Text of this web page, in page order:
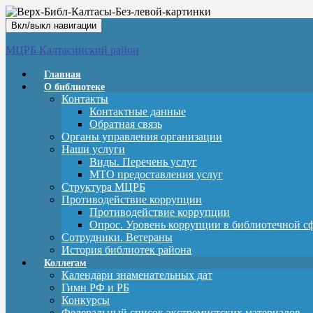
Вкл/выкл навигации
МЦРБ Калтасинский район
Главная
О библиотеке
Контакты
Контактные данные
Обратная связь
Органы управления организации
Наши услуги
Виды. Перечень услуг
МТО предоставления услуг
Структура МЦРБ
Противодействие коррупции
Противодействие коррупции
Опрос. Уровень коррупции в библиотечной
Сотрудники. Ветераны
История библиотек района
Коллегам
Календари знаменательных дат
Гимн РФ и РБ
Конкурсы